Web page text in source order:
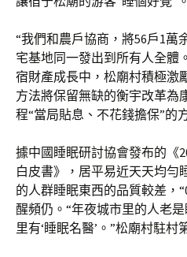
“我們和農戶協商，將56戶1萬
宅基地同一發出到所有人全體
宿財產成長中，松廟村積極激
方法將保留無缺的衡宇改革為
程“當局貼息、不花錢擔保”的
據中國睡眠研討協會發布的《
白皮書》，居平易近天天均勻
的人群睡眠東西的品質較差，
醒頻仍。“年夜城市里的人老
里有‘睡眠名醫’。”松廟村駐村